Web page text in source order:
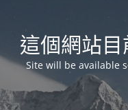
這個網站
Site will be available